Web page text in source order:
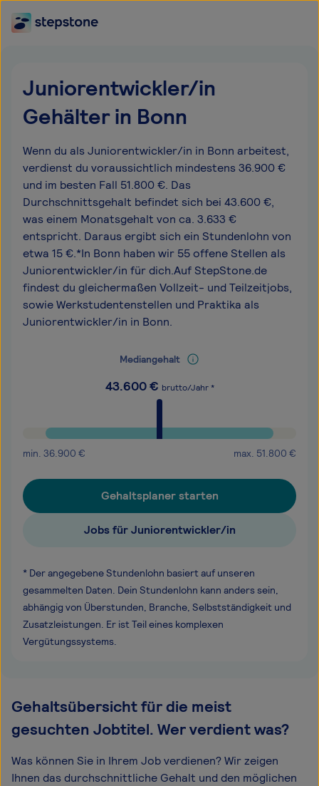
Juniorentwickler/in
Gehälter in Bonn
Wenn du als Juniorentwickler/in in Bonn arbeitest,
verdienst du voraussichtlich mindestens 36.900 €
und im besten Fall 51.800 €. Das
Durchschnittsgehalt befindet sich bei 43.600 €,
was einem Monatsgehalt von ca. 3.633 €
entspricht. Daraus ergibt sich ein Stundenlohn von
etwa 15 €.*In Bonn haben wir 55 offene Stellen als
Juniorentwickler/in für dich.Auf StepStone.de
findest du gleichermaßen Vollzeit- und Teilzeitjobs,
sowie Werkstudentenstellen und Praktika als
Juniorentwickler/in in Bonn.
Mediangehalt
43.600€ brutto/Jahr *
min. 36.900 € max. 51.800 €
Gehaltsplaner starten
Jobs für Juniorentwickler/in
* Der angegebene Stundenlohn basiert auf unseren
gesammelten Daten. Dein Stundenlohn kann anders sein,
abhängig von Überstunden, Branche, Selbstständigkeit und
Zusatzleistungen. Er ist Teil eines komplexen
Vergütungssystems.
Gehaltsübersicht für die meist
gesuchten Jobtitel. Wer verdient was?
Was können Sie in Ihrem Job verdienen? Wir zeigen
Ihnen das durchschnittliche Gehalt und den möglichen